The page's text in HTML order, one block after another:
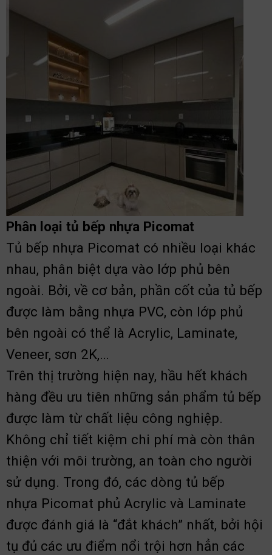
Phân loại tủ bếp nhựa Picomat
Tủ bếp nhựa Picomat có nhiều loại khác
nhau, phân biệt dựa vào lớp phủ bên
ngoài. Bởi, về cơ bản, phần cốt của tủ bếp
được làm bằng nhựa PVC, còn lớp phủ
bên ngoài có thể là Acrylic, Laminate,
Veneer, sơn 2K,…
Trên thị trường hiện nay, hầu hết khách
hàng đều ưu tiên những sản phẩm tủ bếp
được làm từ chất liệu công nghiệp.
Không chỉ tiết kiệm chi phí mà còn thân
thiện với môi trường, an toàn cho người
sử dụng. Trong đó, các dòng tủ bếp
nhựa Picomat phủ Acrylic và Laminate
được đánh giá là “đắt khách” nhất, bởi hội
tụ đủ các ưu điểm nổi trội hơn hẳn các